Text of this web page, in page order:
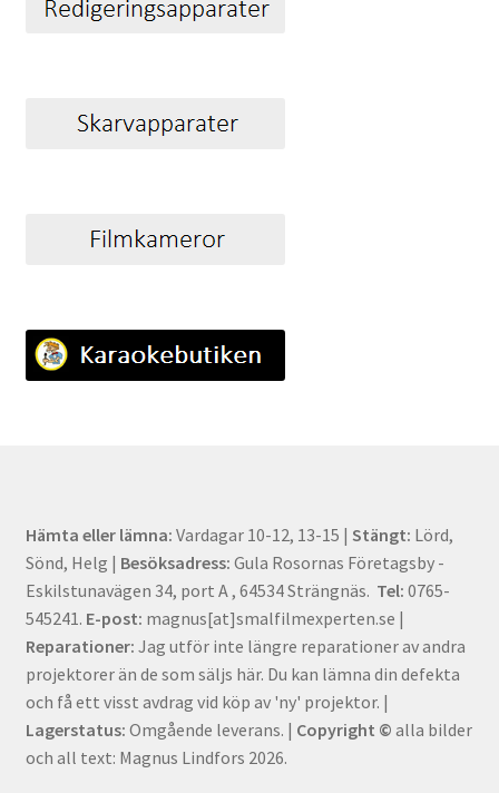
Hämta eller lämna: Vardagar 10-12, 13-15 | Stängt: Lörd,
Sönd, Helg | Besöksadress: Gula Rosornas Företagsby -
Eskilstunavägen 34, port A , 64534 Strängnäs. Tel: 0765-
545241. E-post: magnus[at]smalfilmexperten.se |
Reparationer: Jag utför inte längre reparationer av andra
projektorer än de som säljs här. Du kan lämna din defekta
och få ett visst avdrag vid köp av 'ny' projektor. |
Lagerstatus: Omgående leverans. | Copyright © alla bilder
och all text: Magnus Lindfors 2026.